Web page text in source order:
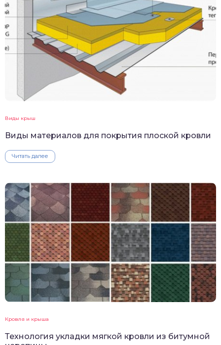
Виды крыш
Виды материалов для покрытия плоской кровли
Читать далее
Кровля и крыша
Технология укладки мягкой кровли из битумной